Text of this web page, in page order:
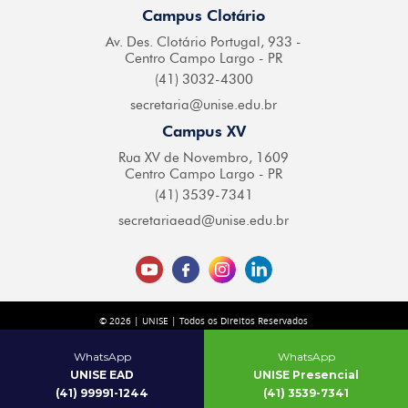
Campus Clotário
Av. Des. Clotário Portugal, 933 -
Centro Campo Largo - PR
(41) 3032-4300
secretaria@unise.edu.br
Campus XV
Rua XV de Novembro, 1609
Centro Campo Largo - PR
(41) 3539-7341
secretariaead@unise.edu.br
© 2026 | UNISE | Todos os Direitos Reservados
WhatsApp
UNISE Presencial
(41) 3539-7341
WhatsApp
UNISE EAD
(41) 99991-1244